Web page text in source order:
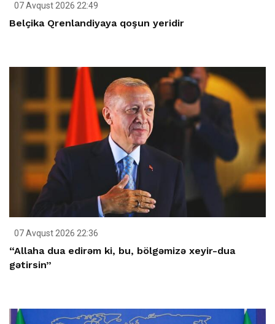
07 Avqust 2026 22:49
Belçika Qrenlandiyaya qoşun yeridir
07 Avqust 2026 22:36
“Allaha dua edirəm ki, bu, bölgəmizə xeyir-dua
gətirsin”